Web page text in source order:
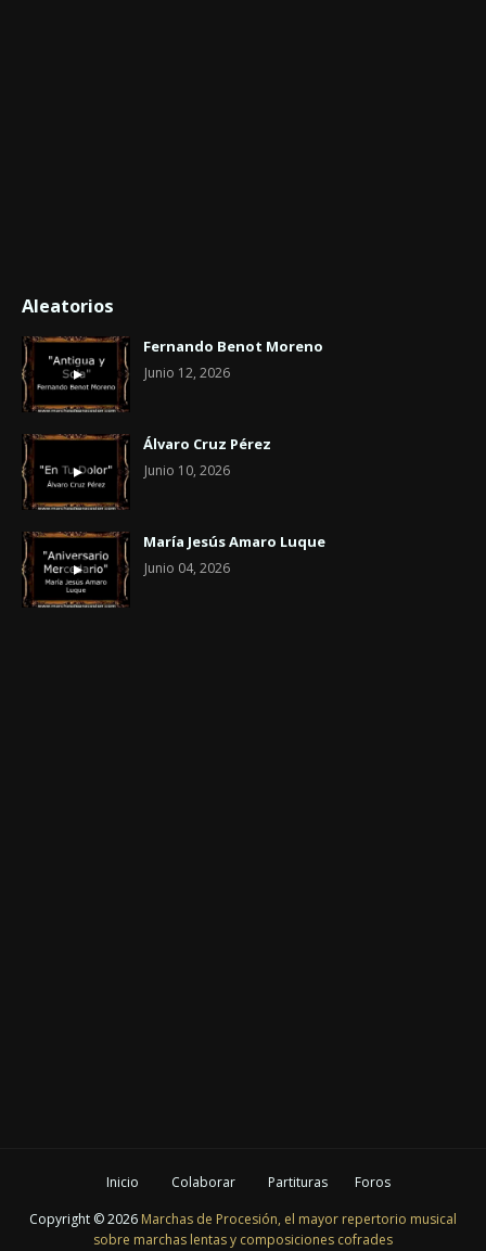
Aleatorios
Fernando Benot Moreno
Junio 12, 2026
Álvaro Cruz Pérez
Junio 10, 2026
María Jesús Amaro Luque
Junio 04, 2026
Inicio Colaborar Partituras
Foros
Copyright ©2026 Marchas de Procesión, el mayor repertorio musical
sobre marchas lentas y composiciones cofrades